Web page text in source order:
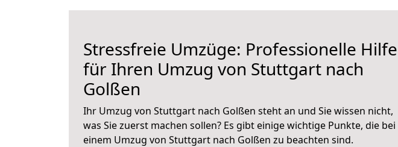
Stressfreie Umzüge: Professionelle Hilfe
für Ihren Umzug von Stuttgart nach
Golßen
Ihr Umzug von Stuttgart nach Golßen steht an und Sie wissen nicht,
was Sie zuerst machen sollen? Es gibt einige wichtige Punkte, die bei
einem Umzug von Stuttgart nach Golßen zu beachten sind.